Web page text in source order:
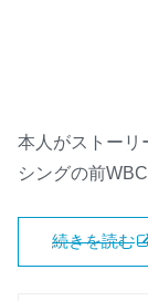
本人がストーリ
シングの前
続きを読む